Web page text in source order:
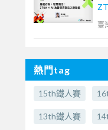
入
臺
熱門tag
15th鐵人賽
13th鐵人賽